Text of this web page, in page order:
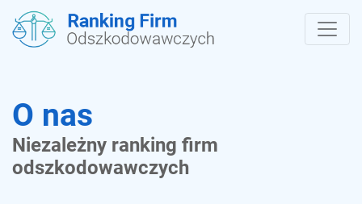
O nas
Niezależny ranking firm
odszkodowawczych